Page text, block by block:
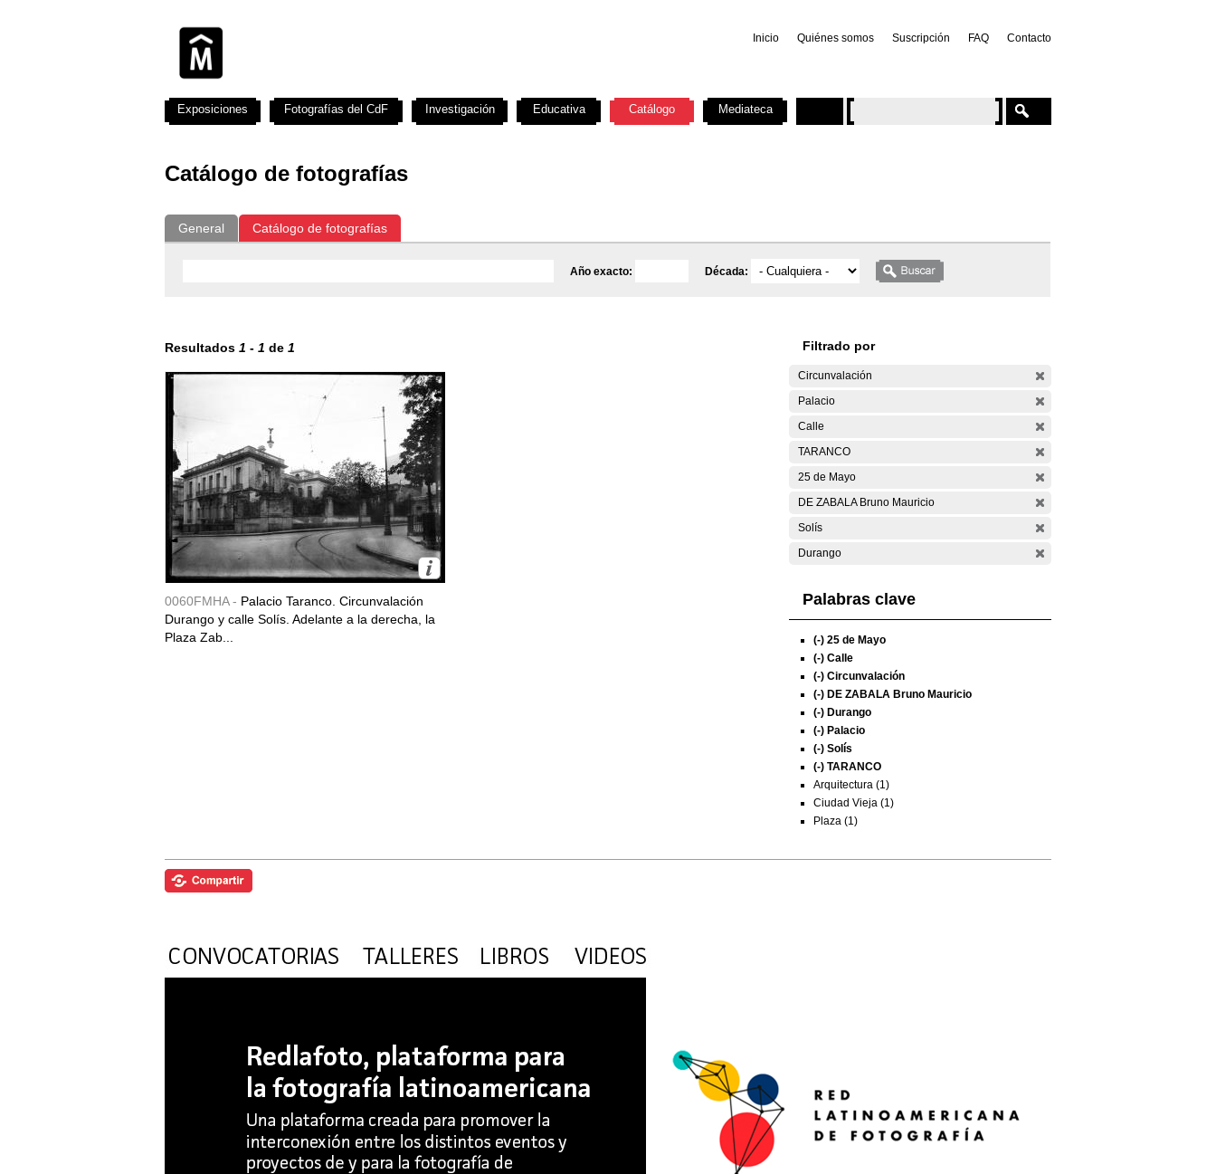
Inicio Quiénes somos Suscripción FAQ Contacto
Catálogo de fotografías
General Catálogo de fotografías
Año exacto: Década:
Resultados 1 - 1 de 1
0060FMHA - Palacio Taranco. Circunvalación
Durango y calle Solís. Adelante a la derecha, la
Plaza Zab...
Filtrado por
Circunvalación
Palacio
Calle
TARANCO
25 de Mayo
DE ZABALA Bruno Mauricio
Solís
Durango
Palabras clave
(-) 25 de Mayo
(-) Calle
(-) Circunvalación
(-) DE ZABALA Bruno Mauricio
(-) Durango
(-) Palacio
(-) Solís
(-) TARANCO
Arquitectura (1)
Ciudad Vieja (1)
Plaza (1)
Exposiciones Fotografías del CdF Investigación Educativa Catálogo Mediateca